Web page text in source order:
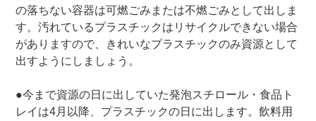
の落ちない容器は可燃ごみまたは不燃ごみとして出しま
す。汚れているプラスチックはリサイクルできない場合
がありますので、きれいなプラスチックのみ資源として
出すようにしましょう。
●今まで資源の日に出していた発泡スチロール・食品ト
レイは4月以降、プラスチックの日に出します。飲料用